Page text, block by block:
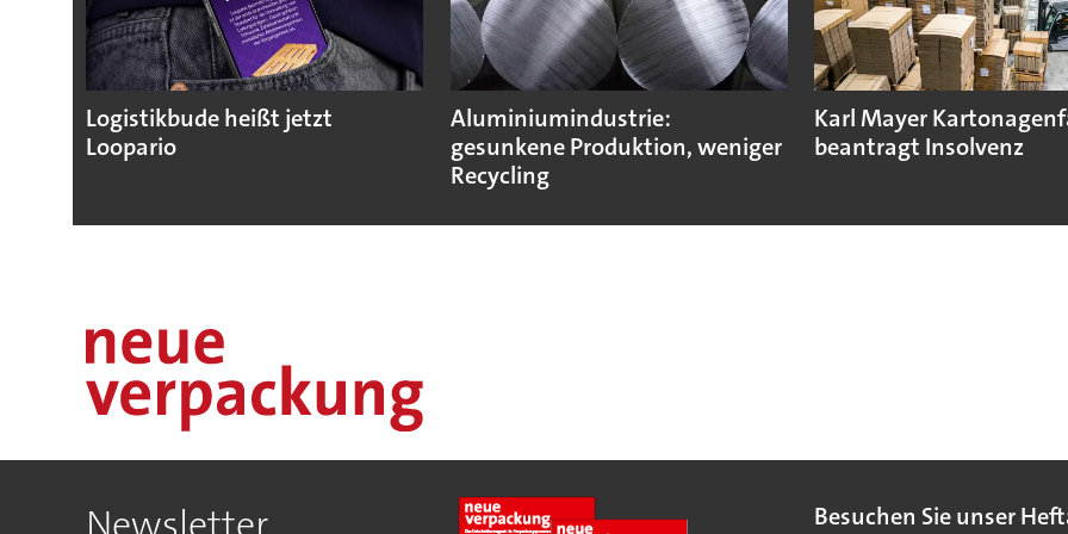
Logistikbude heißt jetzt
Loopario
Aluminiumindustrie:
gesunkene Produktion, weniger
Recycling
Karl Mayer
beantragt Insolvenz
Besuchen Sie unser